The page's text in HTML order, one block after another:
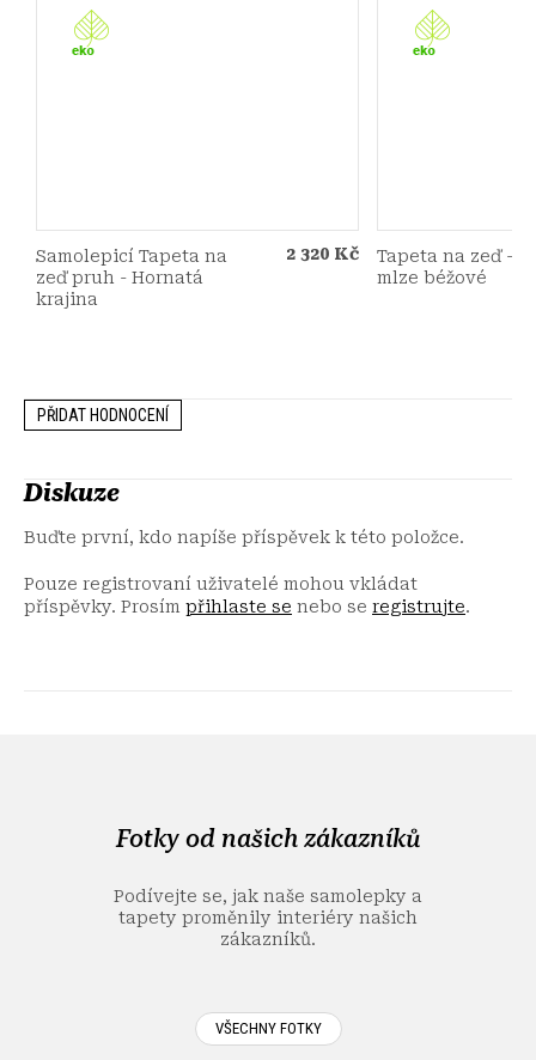
Samolepicí Tapeta na
zeď pruh - Hornatá
krajina
2 320 Kč
Tapeta na zeď -
mlze béžové
PŘIDAT HODNOCENÍ
Diskuze
Buďte první, kdo napíše příspěvek k této položce.
Pouze registrovaní uživatelé mohou vkládat
příspěvky. Prosím přihlaste se nebo se registrujte.
Fotky od našich zákazníků
Podívejte se, jak naše samolepky a
tapety proměnily interiéry našich
zákazníků.
VŠECHNY FOTKY